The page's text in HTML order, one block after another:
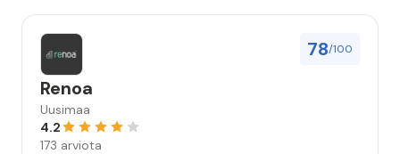
78/100
Renoa
Uusimaa
4.2
173 arviota